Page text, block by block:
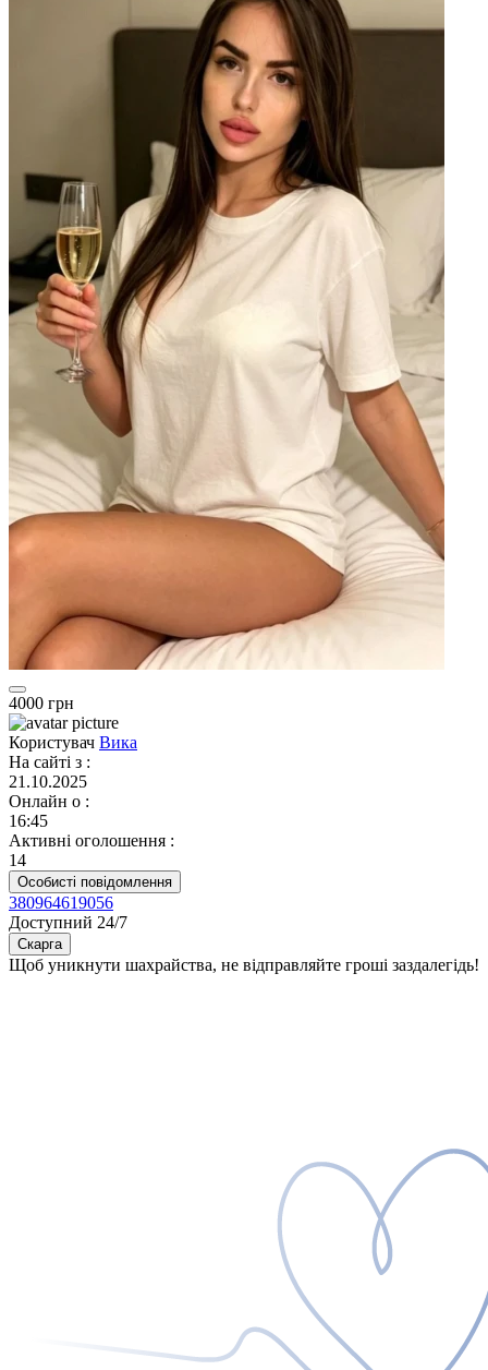
4000 грн
Користувач Вика
На сайті з :
21.10.2025
Онлайн о :
16:45
Активні оголошення :
14
Особисті повідомлення
380964619056
Доступний 24/7
Скарга
Щоб уникнути шахрайства, не відправляйте гроші заздалегідь!